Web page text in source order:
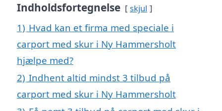
Indholdsfortegnelse skjul
1) Hvad kan et firma med speciale i
carport med skur i Ny Hammersholt
hjælpe med?
2) Indhent altid mindst 3 tilbud på
carport med skur i Ny Hammersholt